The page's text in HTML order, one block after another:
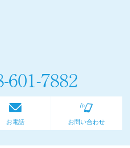
7882
お電話 お問い合わせ